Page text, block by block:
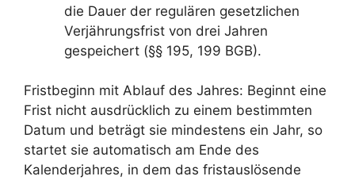
die Dauer der regulären gesetzlichen
Verjährungsfrist von drei Jahren
gespeichert (§§ 195, 199 BGB).
Fristbeginn mit Ablauf des Jahres: Beginnt eine
Frist nicht ausdrücklich zu einem bestimmten
Datum und beträgt sie mindestens ein Jahr, so
startet sie automatisch am Ende des
Kalenderjahres, in dem das fristauslösende